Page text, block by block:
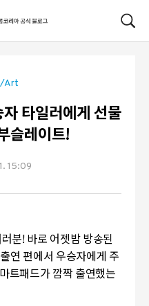
Art
타일러에게 선물
슬레이트!
15:09
분! 바로 어젯밤 방송된
연 편에서 우승자에게 주
트패드가 깜짝 출연했는